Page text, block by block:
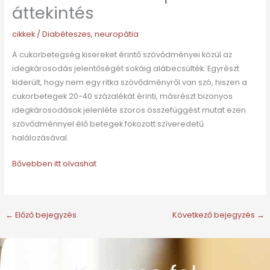
áttekintés
cikkek/ Diabéteszes, neuropátia
A cukorbetegség kisereket érintő szövődményei közül az
idegkárosodás jelentőségét sokáig alábecsülték. Egyrészt
kiderült, hogy nem egy ritka szövődményről van szó, hiszen a
cukorbetegek 20-40 százalékát érinti, másrészt bizonyos
idegkárosodások jelenléte szoros összefüggést mutat ezen
szövődménnyel élő betegek fokozott szíveredetű
halálozásával.
Bővebben itt olvashat
← Előző bejegyzés Következő bejegyzés →